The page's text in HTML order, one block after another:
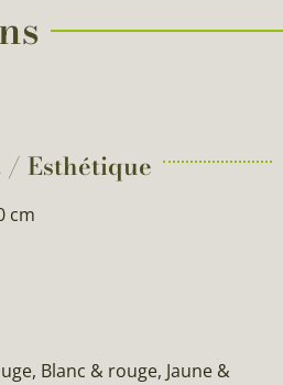
/ Esthétique
cm
Blanc & rouge, Jaune &